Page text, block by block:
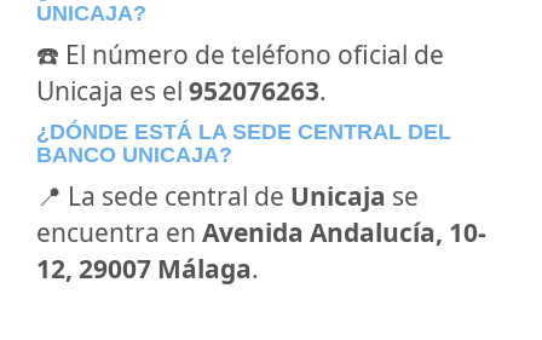
UNICAJA?
☎️ El número de teléfono oficial de
Unicaja es el 952076263.
¿DÓNDE ESTÁ LA SEDE CENTRAL DEL
BANCO UNICAJA?
📍 La sede central de Unicaja se
encuentra en Avenida Andalucía, 10-
12, 29007 Málaga.